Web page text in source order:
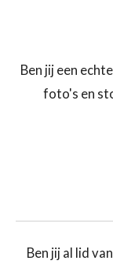
Ben jij een
foto's en
Ben jij al lid